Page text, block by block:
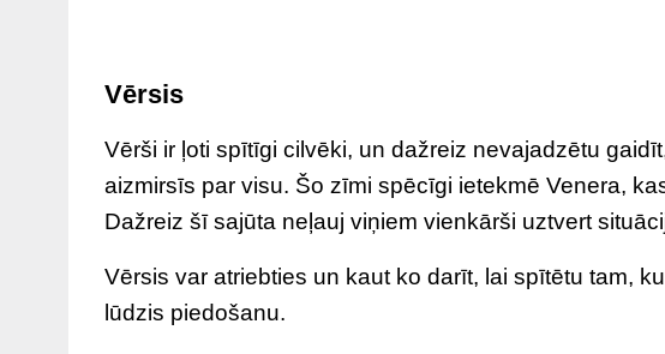
Vērsis
Vērši ir ļoti spītīgi cilvēki, un dažreiz nevajadzētu
aizmirsīs par visu. Šo zīmi spēcīgi ietekmē Venera,
Dažreiz šī sajūta neļauj viņiem vienkārši uztvert
Vērsis var atriebties un kaut ko darīt, lai spītētu tam,
lūdzis piedošanu.